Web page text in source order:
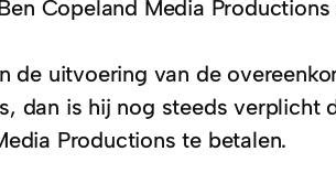
Copeland Media
de uitvoering van de
dan is hij nog steeds verplicht
Productions te betalen.